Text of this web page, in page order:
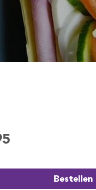
Bestellen